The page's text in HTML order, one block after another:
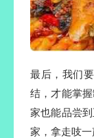
最后，我们
结，才能掌
家也能品尝
家，拿走吱一